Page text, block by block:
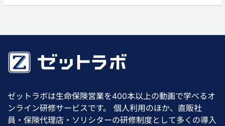
ゼットラボは生命保険営業を400本以上の動画で学べるオ
ンライン研修サービスです。 個人利用のほか、直販社
員・保険代理店・ソリシターの研修制度として多くの導入